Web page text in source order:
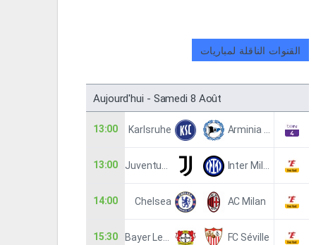
القنوات الناقلة لمباريات